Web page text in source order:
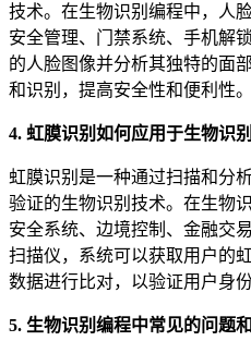
技术。在生物识别编程中，人
安全管理、门禁系统、手机解
的人脸图像并分析其独特的面
和识别，提高安全性和便利性。
4. 虹膜识别如何应用于生物识别
虹膜识别是一种通过扫描和分
验证的生物识别技术。在生物
安全系统、边境控制、金融交
扫描仪，系统可以获取用户的
数据进行比对，以验证用户身
5. 生物识别编程中常见的问题